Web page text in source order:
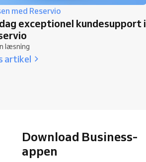
med Reservio
exceptionel kundesupport i
læsning
artikel
Download Business-
appen